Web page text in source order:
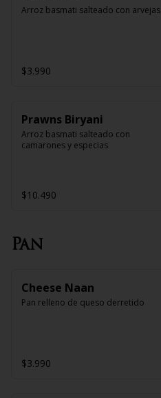
Arroz basmati salteado con arvejas
$3.990
Prawns Biryani
Arroz basmati salteado con
camarones y especias
$10.490
Pan
Cheese Naan
Pan relleno de queso derretido
$3.990